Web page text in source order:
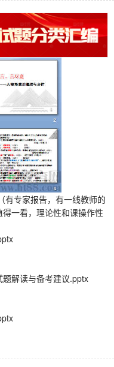
有专家报告，有一线教师的
一看，理论性和课操作性
解读与备考建议.pptx